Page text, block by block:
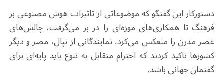
دستورکار این گفتگو که موضوعاتی از تاثیرات هوش مصنوعی بر
فرهنگ تا همکاری‌های موزه‌ای را در بر می‌گرفت، چالش‌های
عصر مدرن را منعکس می‌کرد. نمایندگانی از نپال، مصر و دیگر
کشورها تاکید کردند که احترام متقابل به تنوع باید پایه‌ای برای
گفتمان جهانی باشد.